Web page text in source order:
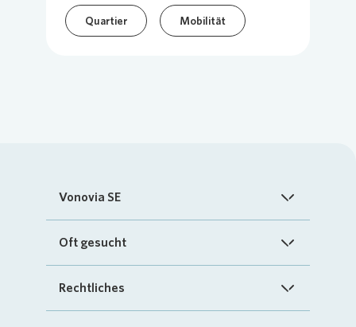
Quartier Mobilität
Vonovia SE
Startseite
Investoren
Oft gesucht
FAQ
Rechtliches